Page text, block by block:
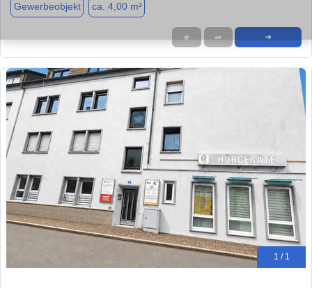
Gewerbeobjekt ca. 4,00 m²
★ ➦ ➜
1 / 1